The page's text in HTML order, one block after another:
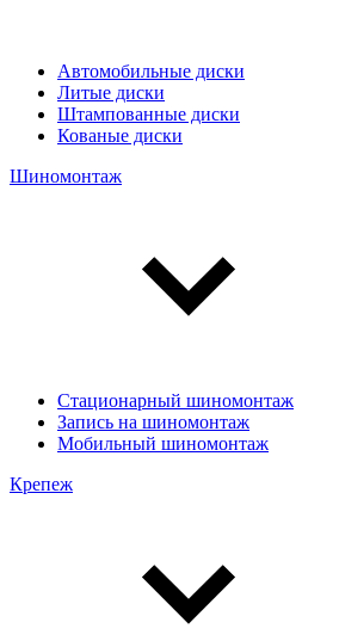
Автомобильные диски
Литые диски
Штампованные диски
Кованые диски
Шиномонтаж
Стационарный шиномонтаж
Запись на шиномонтаж
Мобильный шиномонтаж
Крепеж